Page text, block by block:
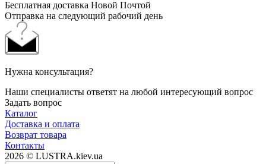
Бесплатная доставка Новой Почтой
Отправка на следующий рабочий день
Нужна консультация?
Наши специалисты ответят на любой интересующий вопрос
Задать вопрос
Каталог
Доставка и оплата
Возврат товара
Контакты
2026 © LUSTRA.kiev.ua